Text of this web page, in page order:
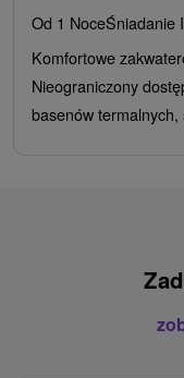
Od 1 NoceŚniadanie
Komfortowe
Nieograniczony
basenów termalnych,